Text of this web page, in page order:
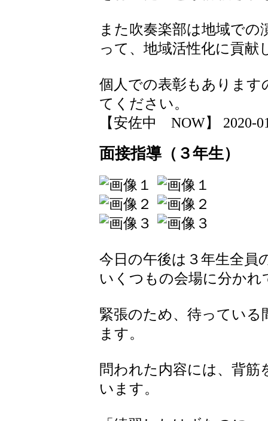
また吹奏楽部は地域で
って、地域活性化に貢
個人での表彰もありま
てください。
【安佐中 NOW】 2020-
面接指導（３年生）
今日の午後は３年生全員
いくつもの会場に分か
緊張のため、待ってい
ます。
問われた内容には、背
います。